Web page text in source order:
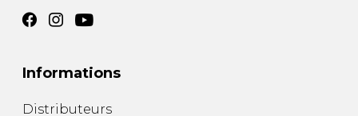
Informations
Distributeurs